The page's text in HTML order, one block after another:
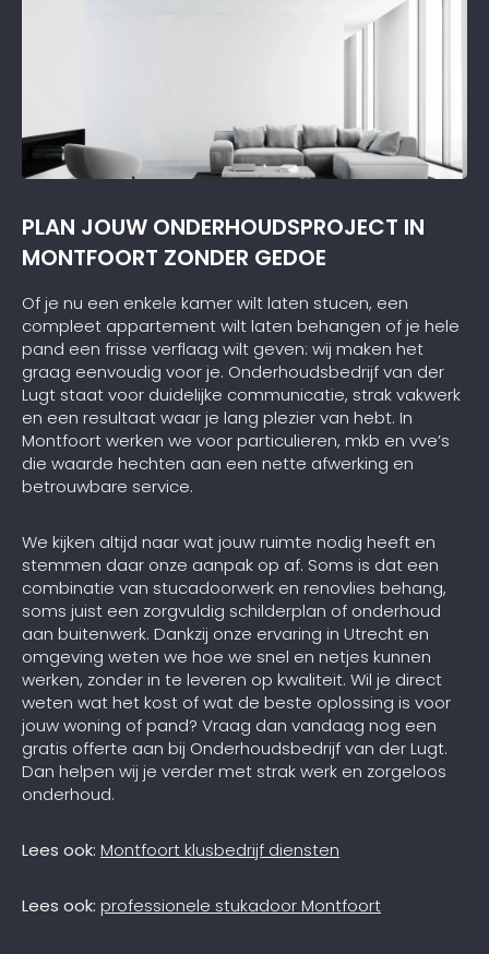
PLAN JOUW ONDERHOUDSPROJECT IN
MONTFOORT ZONDER GEDOE
Of je nu een enkele kamer wilt laten stucen, een
compleet appartement wilt laten behangen of je hele
pand een frisse verflaag wilt geven: wij maken het
graag eenvoudig voor je. Onderhoudsbedrijf van der
Lugt staat voor duidelijke communicatie, strak vakwerk
en een resultaat waar je lang plezier van hebt. In
Montfoort werken we voor particulieren, mkb en vve’s
die waarde hechten aan een nette afwerking en
betrouwbare service.
We kijken altijd naar wat jouw ruimte nodig heeft en
stemmen daar onze aanpak op af. Soms is dat een
combinatie van stucadoorwerk en renovlies behang,
soms juist een zorgvuldig schilderplan of onderhoud
aan buitenwerk. Dankzij onze ervaring in Utrecht en
omgeving weten we hoe we snel en netjes kunnen
werken, zonder in te leveren op kwaliteit. Wil je direct
weten wat het kost of wat de beste oplossing is voor
jouw woning of pand? Vraag dan vandaag nog een
gratis offerte aan bij Onderhoudsbedrijf van der Lugt.
Dan helpen wij je verder met strak werk en zorgeloos
onderhoud.
Lees ook: Montfoort klusbedrijf diensten
Lees ook: professionele stukadoor Montfoort